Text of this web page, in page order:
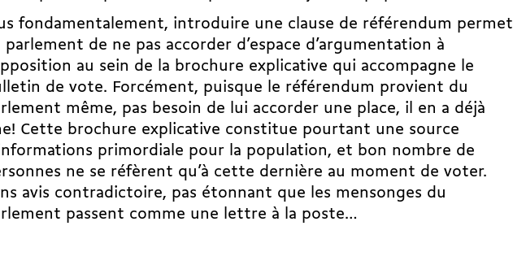
fondamentalement, introduire une clause de référendum permet
parlement de ne pas accorder d’espace d’argumentation à
au sein de la brochure explicative qui accompagne le
de vote. Forcément, puisque le référendum provient du
même, pas besoin de lui accorder une place, il en a déjà
Cette brochure explicative constitue pourtant une source
primordiale pour la population, et bon nombre de
ne se réfèrent qu’à cette dernière au moment de voter.
avis contradictoire, pas étonnant que les mensonges du
passent comme une lettre à la poste…